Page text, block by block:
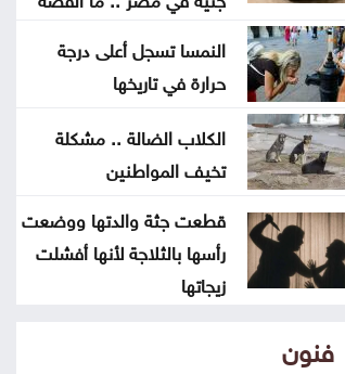
غزة شرط التزام إسرائيل به
لدعم التحديث الاقتصادي
فشل أمريكا وحلف مكة الجديد
عراقجي: اتفاق وشيك مع عُمان لفتح
مسار ملاحي جديد عبر هرمز
النمسا تسجل أعلى درجة
حرارة في تاريخها
الكلاب الضالة .. مشكلة
تخيف المواطنين
قطعت جثة والدتها ووضعت
رأسها بالثلاجة لأنها أفشلت
زيجاتها
فنون